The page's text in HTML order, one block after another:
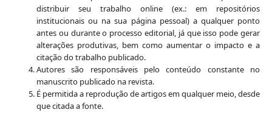
distribuir seu trabalho online (ex.: em repositórios
institucionais ou na sua página pessoal) a qualquer ponto
antes ou durante o processo editorial, já que isso pode gerar
alterações produtivas, bem como aumentar o impacto e a
citação do trabalho publicado.
Autores são responsáveis pelo conteúdo constante no
manuscrito publicado na revista.
É permitida a reprodução de artigos em qualquer meio, desde
que citada a fonte.